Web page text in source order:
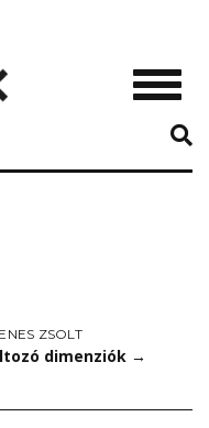
ZSOLT
dimenziók →